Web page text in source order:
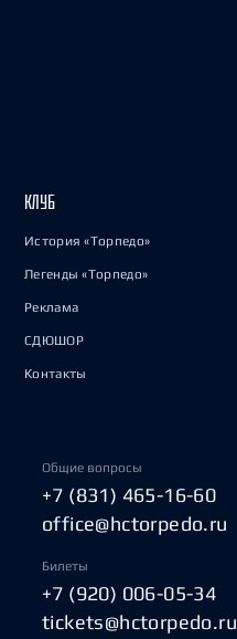
КЛУБ
История «Торпедо»
Легенды «Торпедо»
Реклама
СДЮШОР
Контакты
Общие вопросы
+7 (831) 465-16-60
office@hctorpedo.ru
Билеты
+7 (920) 006-05-34
tickets@hctorpedo.ru